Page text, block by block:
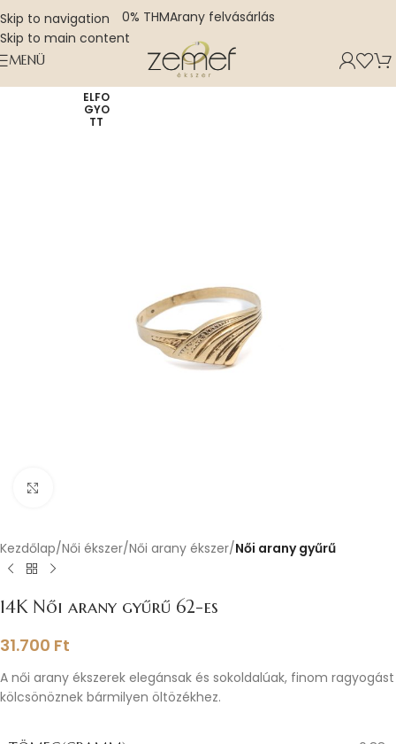
Skip to navigation
Skip to main content
0% THMArany felvásárlás
MENÜ
ELFO
GYO
TT
Kezdőlap Női ékszer Női arany ékszer Női arany gyűrű
14K Női arany gyűrű 62-es
31.700 Ft
A női arany ékszerek elegánsak és sokoldalúak, finom ragyogást
kölcsönöznek bármilyen öltözékhez.